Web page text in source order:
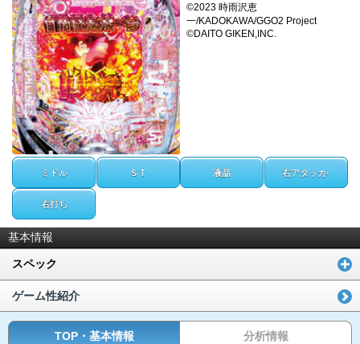
©2023 時雨沢恵
一/KADOKAWA/GGO2 Project
©DAITO GIKEN,INC.
ミドル ＳＴ 液晶 右アタッカ-
右打ち
基本情報
スペック
ゲーム性紹介
TOP・基本情報 分析情報